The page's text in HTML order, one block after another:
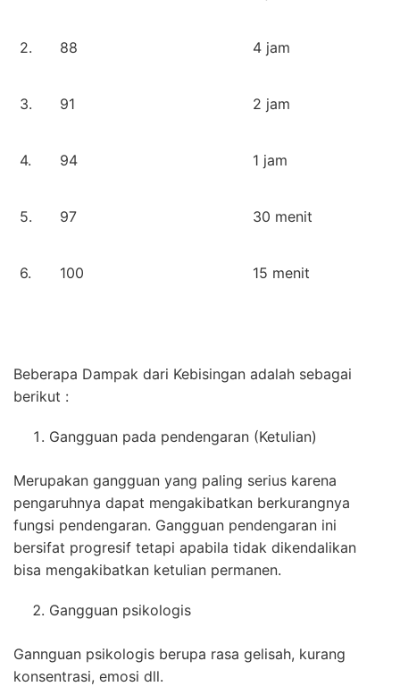
2. 88 4 jam
3. 91 2 jam
4. 94 1 jam
5. 97 30 menit
6. 100 15 menit
Beberapa Dampak dari Kebisingan adalah sebagai
berikut :
Gangguan pada pendengaran (Ketulian)
Merupakan gangguan yang paling serius karena
pengaruhnya dapat mengakibatkan berkurangnya
fungsi pendengaran. Gangguan pendengaran ini
bersifat progresif tetapi apabila tidak dikendalikan
bisa mengakibatkan ketulian permanen.
Gangguan psikologis
Gannguan psikologis berupa rasa gelisah, kurang
konsentrasi, emosi dll.